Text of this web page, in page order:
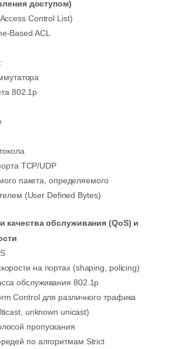
доступом)
Control List)
Based ACL
802.1p
TCP/UDP
пакета, определяемого
(User Defined Bytes)
обслуживания (QoS) и
на портах (shaping, policing)
обслуживания 802.1p
Control для различного трафика
unknown unicast)
пропускания
по алгоритмам Strict